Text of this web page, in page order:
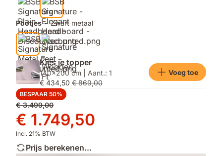
Pootjes - Zwart metaal
Kies je topper
140x200 cm | Aant.: 1
€ 434,50 € 869,00
Voeg toe
BESPAAR 50%
Oorspronkelijke
prijs
€ 3.499,00
€ 3.499,00
Prijs
€ 1.749,50
€ 1.749,50
Incl. 21% BTW
Prijs berekenen...